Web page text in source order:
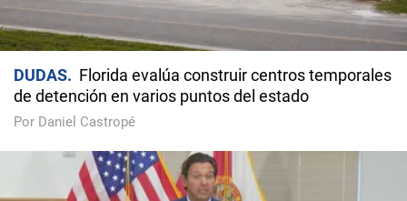
DUDAS
Florida evalúa construir centros temporales
de detención en varios puntos del estado
Por Daniel Castropé